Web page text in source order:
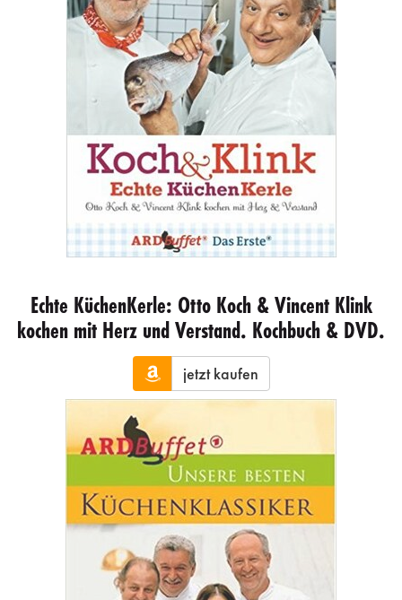
Echte KüchenKerle: Otto Koch & Vincent Klink
kochen mit Herz und Verstand. Kochbuch & DVD.
jetzt kaufen